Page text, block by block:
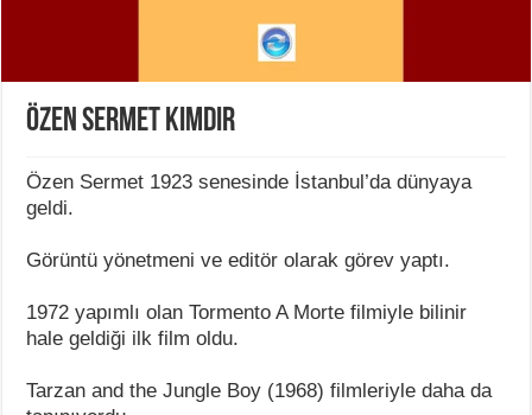
Özen Sermet Kimdir
Özen Sermet 1923 senesinde İstanbul’da dünyaya
geldi.
Görüntü yönetmeni ve editör olarak görev yaptı.
1972 yapımlı olan Tormento A Morte filmiyle bilinir
hale geldiği ilk film oldu.
Tarzan and the Jungle Boy (1968) filmleriyle daha da